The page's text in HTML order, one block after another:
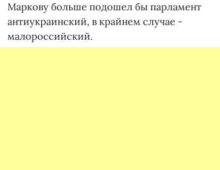
Маркову больше подошел бы парламент
антиукраинский, в крайнем случае -
малороссийский.